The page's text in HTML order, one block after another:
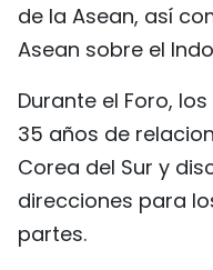
de la Asean, así
Asean sobre el
Durante el Foro,
35 años de
Corea del Sur y
direcciones para
partes.